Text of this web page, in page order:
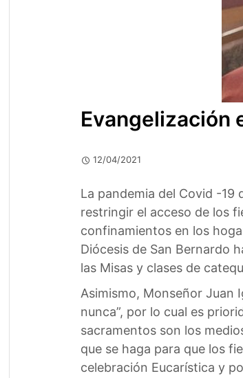
Evangelización
12/04/2021
La pandemia del Covid -
restringir el acceso de los
confinamientos en los
Diócesis de San Bernardo
las Misas y clases de
Asimismo, Monseñor Juan
nunca”, por lo cual es
sacramentos son los
que se haga para que los
celebración Eucarística y